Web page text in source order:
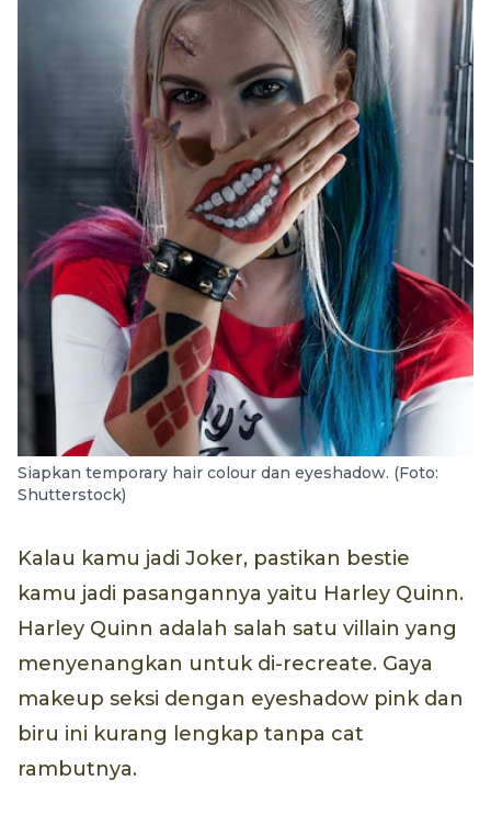
Siapkan temporary hair colour dan eyeshadow. (Foto:
Shutterstock)
Kalau kamu jadi Joker, pastikan bestie
kamu jadi pasangannya yaitu Harley Quinn.
Harley Quinn adalah salah satu villain yang
menyenangkan untuk di-recreate. Gaya
makeup seksi dengan eyeshadow pink dan
biru ini kurang lengkap tanpa cat
rambutnya.